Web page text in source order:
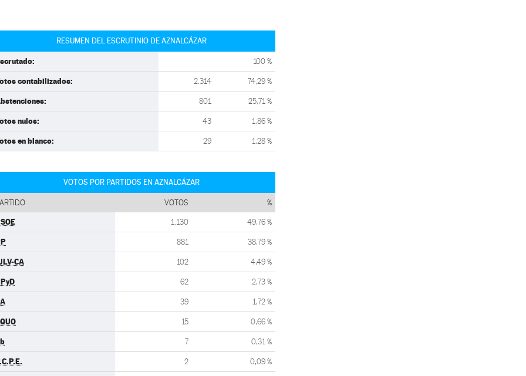
RESUMEN DEL ESCRUTINIO DE AZNALCÁZAR
100 %
contabilizados: 2.314 74,29 %
801 25,71 %
nulos: 43 1,86 %
en blanco: 29 1,28 %
VOTOS POR PARTIDOS EN AZNALCÁZAR
VOTOS %
1.130 49,76 %
881 38,79 %
CA 102 4,49 %
62 2,73 %
39 1,72 %
15 0,66 %
7 0,31 %
2 0,09 %